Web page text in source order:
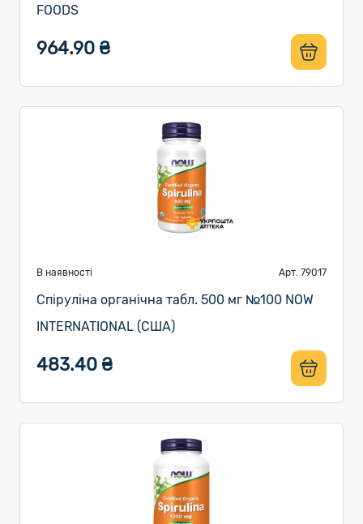
FOODS
964.90 ₴
В наявності Арт. 79017
Спіруліна органічна табл. 500 мг №100 NOW
INTERNATIONAL (США)
483.40 ₴